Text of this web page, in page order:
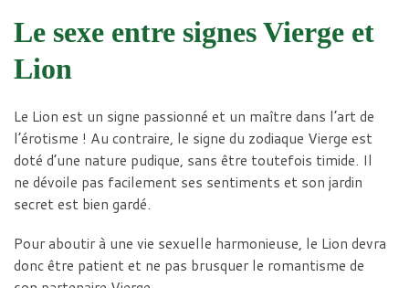
Le sexe entre signes Vierge et
Lion
Le Lion est un signe passionné et un maître dans l’art de
l’érotisme ! Au contraire, le signe du zodiaque Vierge est
doté d’une nature pudique, sans être toutefois timide. Il
ne dévoile pas facilement ses sentiments et son jardin
secret est bien gardé.
Pour aboutir à une vie sexuelle harmonieuse, le Lion devra
donc être patient et ne pas brusquer le romantisme de